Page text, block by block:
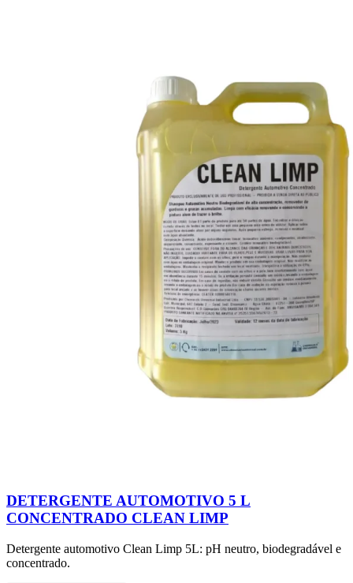
DETERGENTE AUTOMOTIVO 5 L
CONCENTRADO CLEAN LIMP
Detergente automotivo Clean Limp 5L: pH neutro, biodegradável e
concentrado.